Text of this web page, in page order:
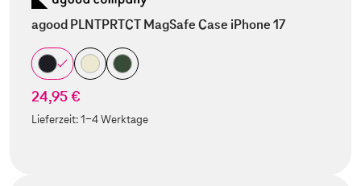
agood PLNTPRTCT MagSafe Case iPhone 17
24,95 €
Lieferzeit:1-4 Werktage